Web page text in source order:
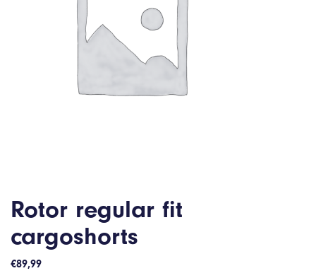
Rotor regular fit
cargoshorts
€89,99